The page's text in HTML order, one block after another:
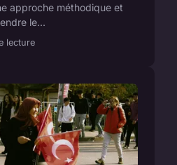
approche méthodique et
le...
lecture